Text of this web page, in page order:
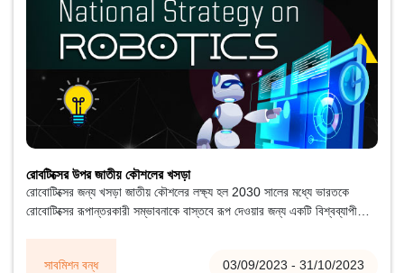
সাবমিশন বন্ধ 03/09/2023 - 31/10/2023
রোবটিক্সের উপর জাতীয় কৌশলের খসড়া
রোবোটিক্সের জন্য খসড়া জাতীয় কৌশলের লক্ষ্য হল 2030 সালের মধ্যে ভারতকে
রোবোটিক্সের রূপান্তরকারী সম্ভাবনাকে বাস্তবে রূপ দেওয়ার জন্য একটি বিশ্বব্যাপী